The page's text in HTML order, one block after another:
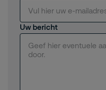
Uw bericht